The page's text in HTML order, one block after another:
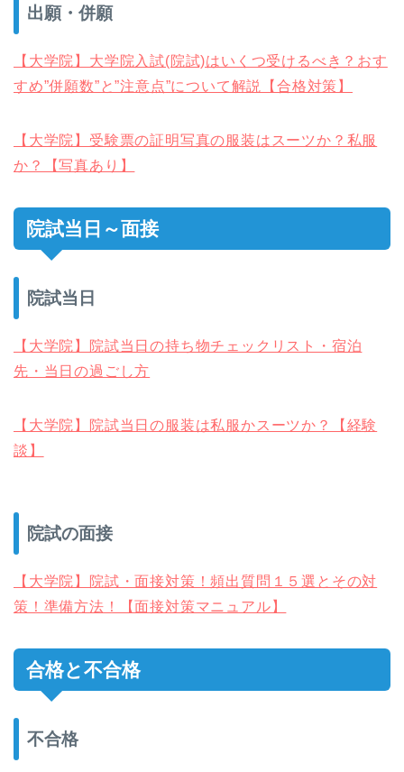
出願・併願
【大学院】大学院入試(院試)はいくつ受けるべき？おす
すめ”併願数”と”注意点”について解説【合格対策】
【大学院】受験票の証明写真の服装はスーツか？私服
か？【写真あり】
院試当日～面接
院試当日
【大学院】院試当日の持ち物チェックリスト・宿泊
先・当日の過ごし方
【大学院】院試当日の服装は私服かスーツか？【経験
談】
院試の面接
【大学院】院試・面接対策！頻出質問１５選とその対
策！準備方法！【面接対策マニュアル】
合格と不合格
不合格